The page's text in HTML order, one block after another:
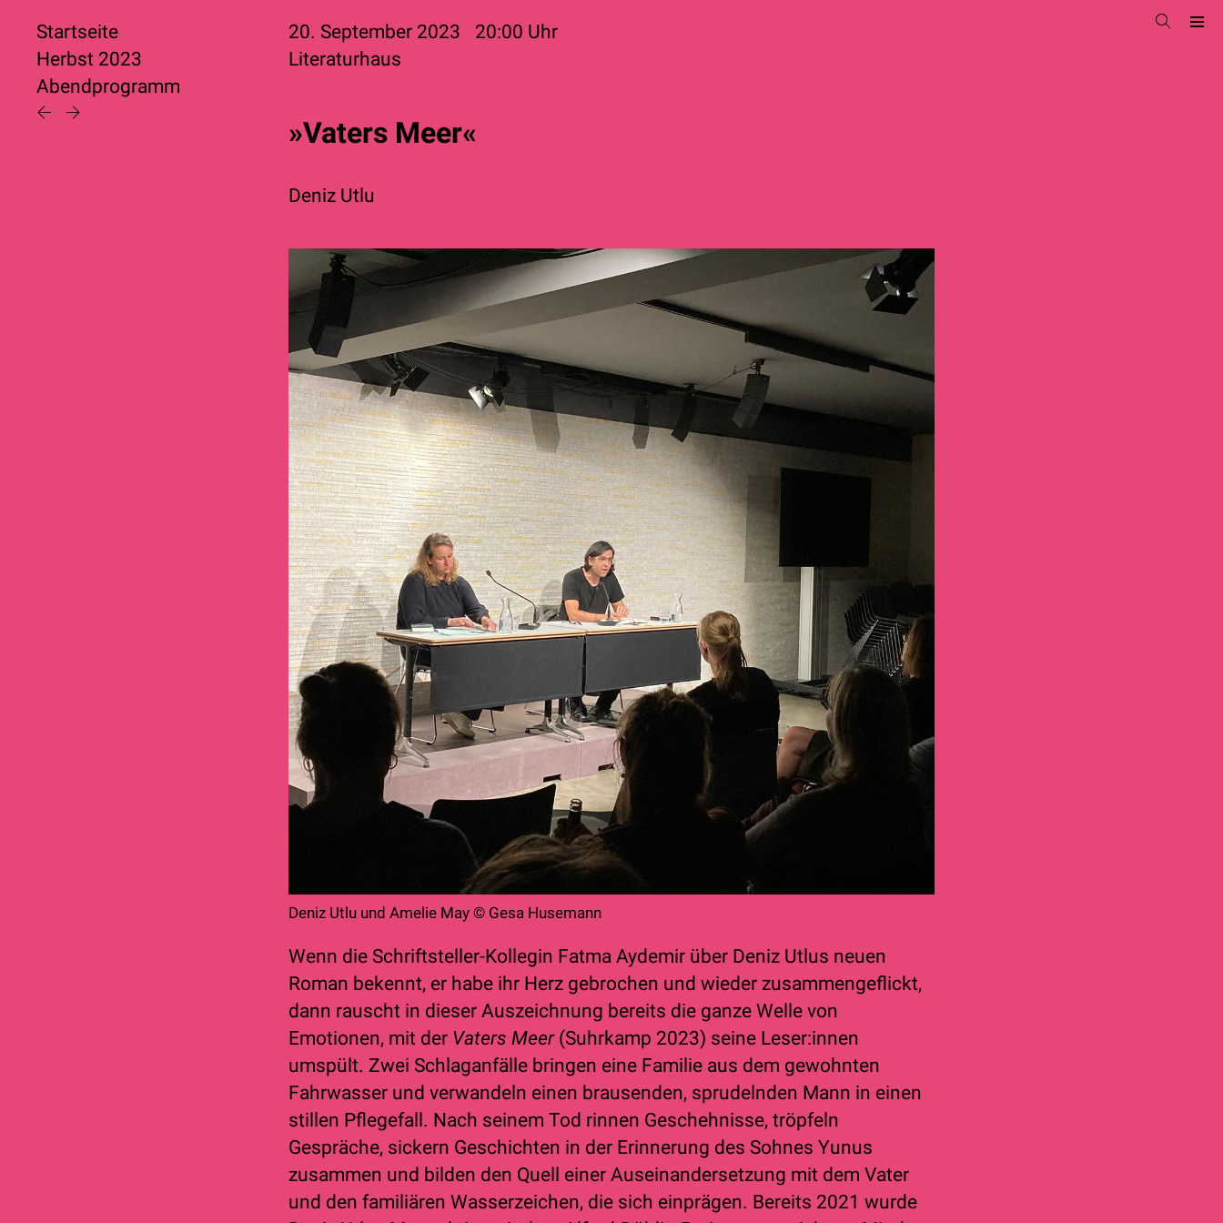
Startseite
Herbst 2023
Abendprogramm
20. September 2023 20:00 Uhr
Literaturhaus
»Vaters Meer«
Deniz Utlu
Deniz Utlu und Amelie May © Gesa Husemann
Wenn die Schriftsteller-Kollegin Fatma Aydemir über Deniz Utlus neuen
Roman bekennt, er habe ihr Herz gebrochen und wieder zusammengeflickt,
dann rauscht in dieser Auszeichnung bereits die ganze Welle von
Emotionen, mit der Vaters Meer (Suhrkamp 2023) seine Leser:innen
umspült. Zwei Schlaganfälle bringen eine Familie aus dem gewohnten
Fahrwasser und verwandeln einen brausenden, sprudelnden Mann in einen
stillen Pflegefall. Nach seinem Tod rinnen Geschehnisse, tröpfeln
Gespräche, sickern Geschichten in der Erinnerung des Sohnes Yunus
zusammen und bilden den Quell einer Auseinandersetzung mit dem Vater
und den familiären Wasserzeichen, die sich einprägen. Bereits 2021 wurde